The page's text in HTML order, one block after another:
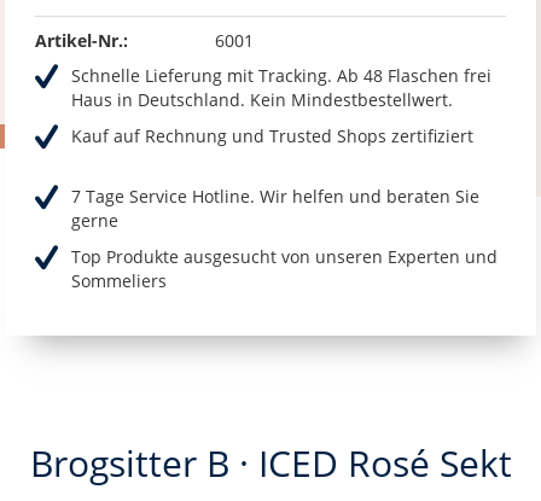
Artikel-Nr.:
6001
Schnelle Lieferung mit Tracking. Ab 48 Flaschen frei
Haus in Deutschland. Kein Mindestbestellwert.
Kauf auf Rechnung und Trusted Shops zertifiziert
7 Tage Service Hotline. Wir helfen und beraten Sie
gerne
Top Produkte ausgesucht von unseren Experten und
Sommeliers
Brogsitter B · ICED Rosé Sekt